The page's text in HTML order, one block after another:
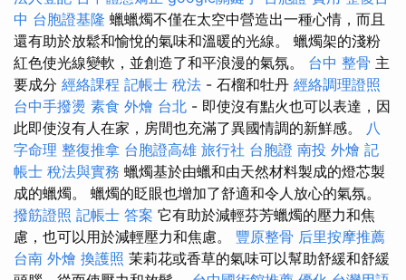
中 台胞證基隆 蠟蠟燭不僅在太空中營造出一種心情，而且
還有助於放鬆和愉悅的氣味和溫暖的光線。 蠟燭架的淺粉
紅色使光線變軟，並創造了和平浪漫的氣氛。 台中 整骨 主
要成分 經絡課程 記帳士 稅法 - 石榴和牡丹 經絡調理證照
台中手撥燙 素食 外燴 台北 - 即使沒有點火也可以表達，因
此即使沒有人在家，房間也充滿了異國情調的新鮮感。 八
字命理 整復推拿 台胞證高雄 旅行社 台胞證 南投 外燴 記
帳士 稅法與實務 蠟燭基於由蠟和由天然材料製成的燈芯製
成的蠟燭。 蠟燭的眨眼也增加了舒適和令人放心的氣氛。
撥筋證照 記帳士 答案 它有助於減輕芬芳蠟燭的壓力和焦
慮，也可以用於減輕壓力和焦慮。 豐原整骨 后里按摩推薦
台南 外燴 換護照 茉莉花或香草的氣味可以幫助舒緩和舒緩